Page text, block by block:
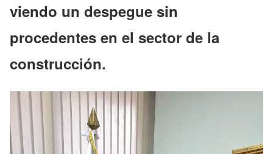
viendo un despegue sin
procedentes en el sector de la
construcción.